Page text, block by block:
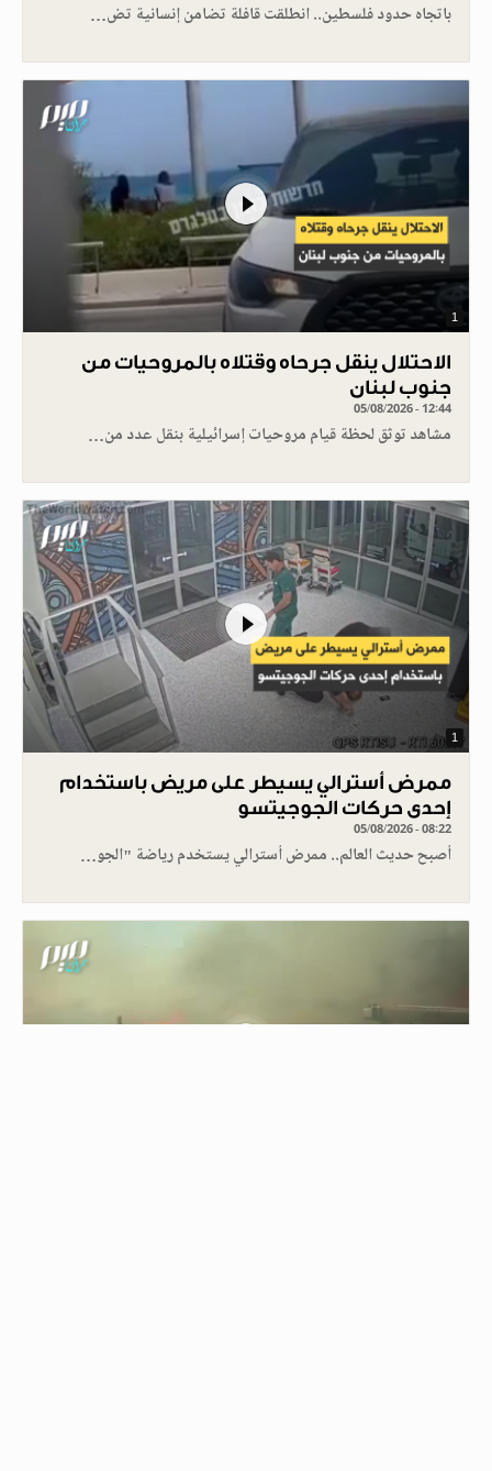
باتجاه حدود فلسطين.. انطلقت قافلة تضامن إنسانية تض…
1
الاحتلال ينقل جرحاه وقتلاه بالمروحيات من
جنوب لبنان
05/08/2026 - 12:44
مشاهد توثق لحظة قيام مروحيات إسرائيلية بنقل عدد من…
1
ممرض أسترالي يسيطر على مريض باستخدام
إحدى حركات الجوجيتسو
05/08/2026 - 08:22
أصبح حديث العالم.. ممرض أسترالي يستخدم رياضة "الجو…